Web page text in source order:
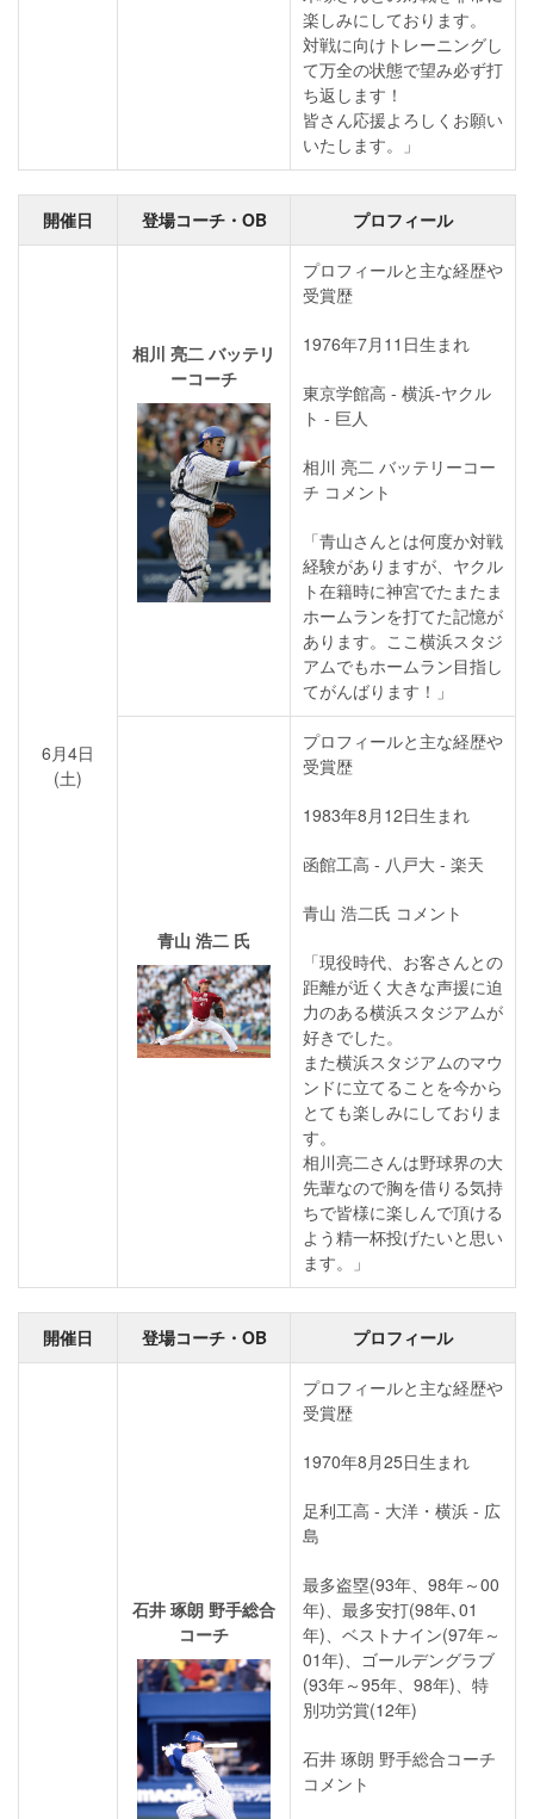
楽しみにしております。
対戦に向けトレーニングし
て万全の状態で望み必ず打
ち返します！
皆さん応援よろしくお願い
いたします。」
開催日 登場コーチ・OB プロフィール
6月4日
(土)
相川 亮二 バッテリ
ーコーチ
プロフィールと主な経歴や
受賞歴
1976年7月11日生まれ
東京学館高 - 横浜-ヤクル
ト - 巨人
相川 亮二 バッテリーコー
チ コメント
「青山さんとは何度か対戦
経験がありますが、ヤクル
ト在籍時に神宮でたまたま
ホームランを打てた記憶が
あります。ここ横浜スタジ
アムでもホームラン目指し
てがんばります！」
青山 浩二 氏
プロフィールと主な経歴や
受賞歴
1983年8月12日生まれ
函館工高 - 八戸大 - 楽天
青山 浩二氏 コメント
「現役時代、お客さんとの
距離が近く大きな声援に迫
力のある横浜スタジアムが
好きでした。
また横浜スタジアムのマウ
ンドに立てることを今から
とても楽しみにしておりま
す。
相川亮二さんは野球界の大
先輩なので胸を借りる気持
ちで皆様に楽しんで頂ける
よう精一杯投げたいと思い
ます。」
開催日 登場コーチ・OB プロフィール
石井 琢朗 野手総合
コーチ
プロフィールと主な経歴や
受賞歴
1970年8月25日生まれ
足利工高 - 大洋・横浜 - 広
島
最多盗塁(93年、98年～00
年)、最多安打(98年､01
年)、ベストナイン(97年～
01年)、ゴールデングラブ
(93年～95年、98年)、特
別功労賞(12年)
石井 琢朗 野手総合コーチ
コメント